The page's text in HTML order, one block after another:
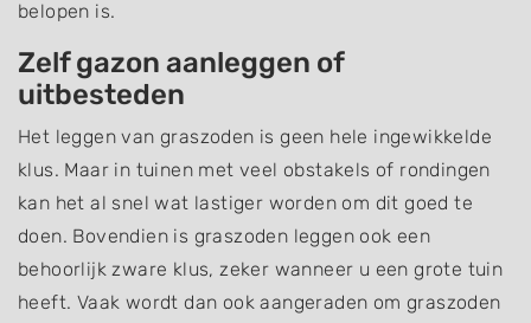
belopen is.
Zelf gazon aanleggen of
uitbesteden
Het leggen van graszoden is geen hele ingewikkelde
klus. Maar in tuinen met veel obstakels of rondingen
kan het al snel wat lastiger worden om dit goed te
doen. Bovendien is graszoden leggen ook een
behoorlijk zware klus, zeker wanneer u een grote tuin
heeft. Vaak wordt dan ook aangeraden om graszoden